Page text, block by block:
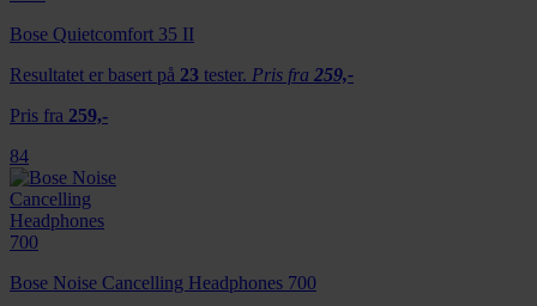
Bose Quietcomfort 35 II
Resultatet er basert på 23 tester. Pris fra 259,-
Pris fra 259,-
84
Bose Noise Cancelling Headphones 700